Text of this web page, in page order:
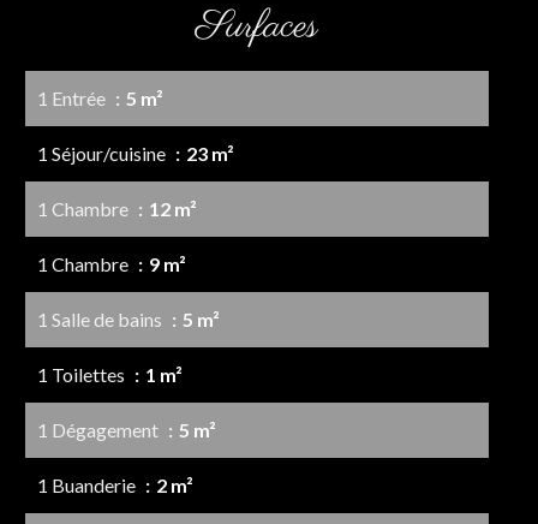
Surfaces
1 Entrée 5 m²
1 Séjour/cuisine 23 m²
1 Chambre 12 m²
1 Chambre 9 m²
1 Salle de bains 5 m²
1 Toilettes 1 m²
1 Dégagement 5 m²
1 Buanderie 2 m²